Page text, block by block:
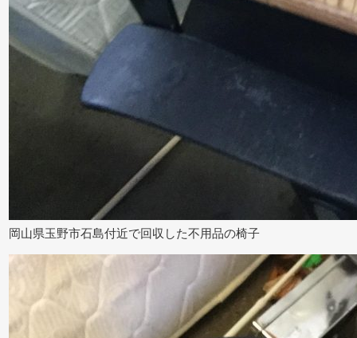
岡山県玉野市石島付近で回収した不用品の椅子